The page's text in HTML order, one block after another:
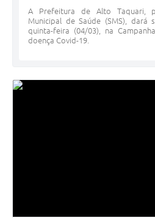
A Prefeitura de Alto Taquari,
Municipal de Saúde (SMS), dará
quinta-feira (04/03), na
doença Covid-19.